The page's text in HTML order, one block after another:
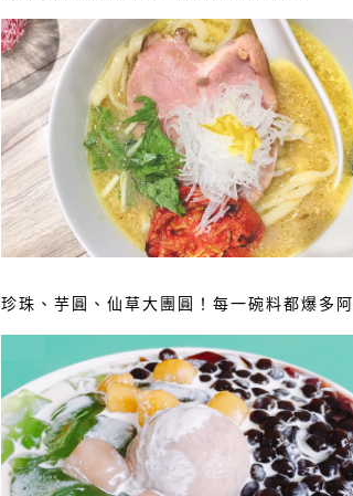
珍珠、芋圓、仙草大團圓！每一碗料都爆多